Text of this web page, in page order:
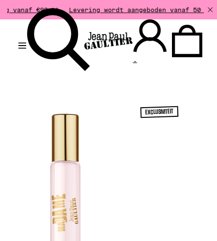
>> Levering wordt aangeboden vanaf 50 € aankoop.
.
EXCLUSIVITEIT